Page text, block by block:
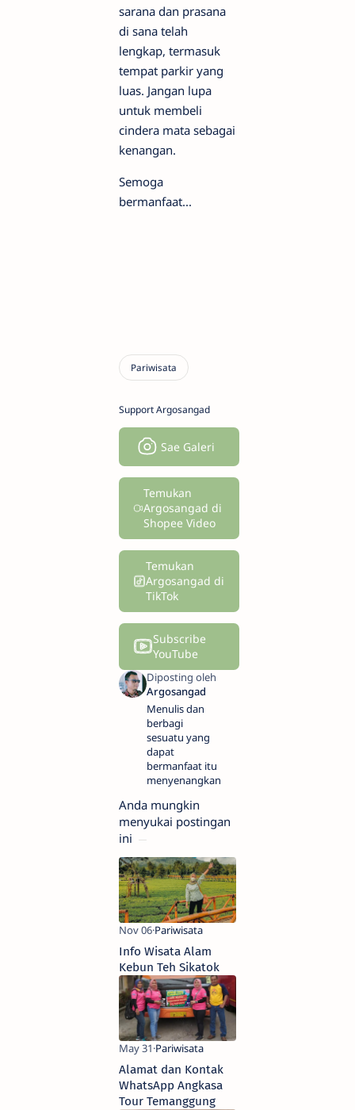
sarana dan prasana
di sana telah
lengkap, termasuk
tempat parkir yang
luas. Jangan lupa
untuk membeli
cindera mata sebagai
kenangan.
Semoga
bermanfaat...
Support Argosangad
Sae Galeri
Temukan
Argosangad di
Shopee Video
Temukan
Argosangad di
TikTok
Subscribe
YouTube
Menulis dan
berbagi
sesuatu yang
dapat
bermanfaat itu
menyenangkan.
Anda mungkin
menyukai postingan
ini
Info Wisata Alam
Kebun Teh Sikatok
Alamat dan Kontak
WhatsApp Angkasa
Tour Temanggung